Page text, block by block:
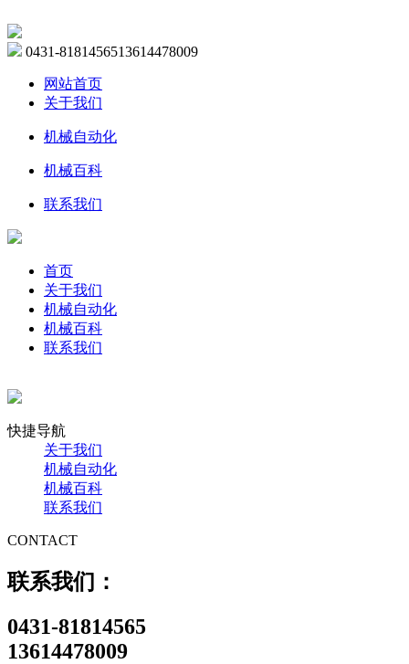
0431-8181456513614478009
网站首页
关于我们
机械自动化
机械百科
联系我们
首页
关于我们
机械自动化
机械百科
联系我们
快捷导航
关于我们
机械自动化
机械百科
联系我们
CONTACT
联系我们：
0431-81814565
13614478009